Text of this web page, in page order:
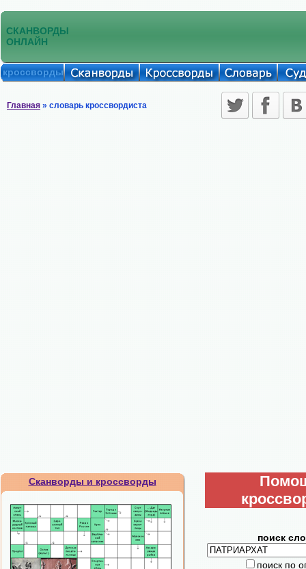
СКАНВОРДЫ
ОНЛАЙН
кроссворды
Главная » словарь кроссвордиста
Сканворды и кроссворды
поиск
поиск по